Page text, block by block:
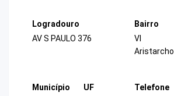
Logradouro
AV S PAULO 376
Bairro
Vl
Aristarcho
Município
UF
Telefone